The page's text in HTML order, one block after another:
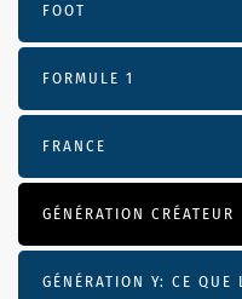
FOOT
FORMULE 1
FRANCE
GÉNÉRATION CRÉATEUR
GÉNÉRATION Y: CE QUE